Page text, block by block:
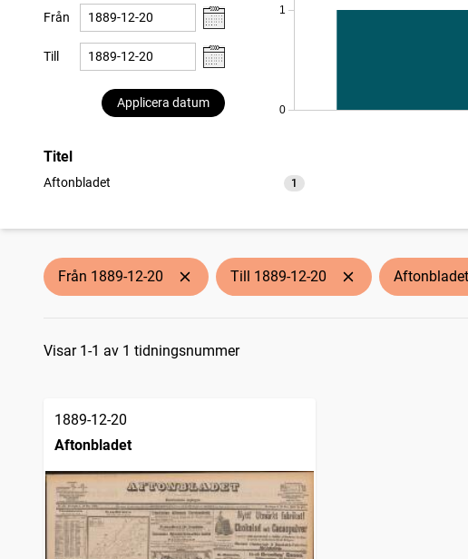
Från
Till
Applicera datum
0
1
Titel
Aftonbladet 1
träffar
Från 1889-12-20 Till 1889-12-20 Aftonbladet
Sökresultat
Visar 1-1 av 1 tidningsnummer
1889-12-20
Aftonbladet